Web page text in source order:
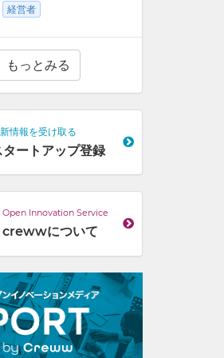
経営者
もっとみる
情報を受け取る
タートアップ登録
Open Innovation Service
crewwについて